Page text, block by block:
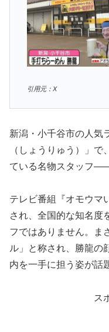
引用元：X
新潟・小千谷市の人気
（しょうりゅう）」
ている名物スタッフ――
テレビ番組『オモウマ
され、全国的な知名度
フではありません。ま
ル」と称され、勝龍の
内を一手に担う姿が話
ス